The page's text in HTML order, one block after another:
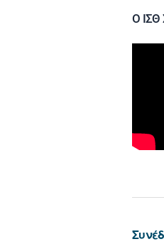
Ο ΙΣΘ